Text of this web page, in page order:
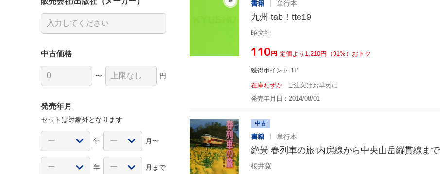
書籍 単行本
九州 tab！tte19
昭文社
¥110円 定価より1,210円（91%）おトク
獲得ポイント 1P
在庫わずか
ご注文はお早めに
発売年月日：2014/08/01
中古
書籍 単行本
絶景 春列車の旅 内房線から中央山岳縦貫線まで
桜井寛
中古価格
〜 円
発売年月
セットは対象外となります
年 月〜
年 月まで